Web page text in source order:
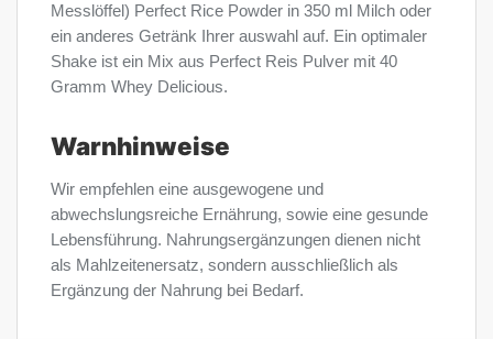
Messlöffel) Perfect Rice Powder in 350 ml Milch oder
ein anderes Getränk Ihrer auswahl auf. Ein optimaler
Shake ist ein Mix aus Perfect Reis Pulver mit 40
Gramm Whey Delicious.
Warnhinweise
Wir empfehlen eine ausgewogene und
abwechslungsreiche Ernährung, sowie eine gesunde
Lebensführung. Nahrungsergänzungen dienen nicht
als Mahlzeitenersatz, sondern ausschließlich als
Ergänzung der Nahrung bei Bedarf.